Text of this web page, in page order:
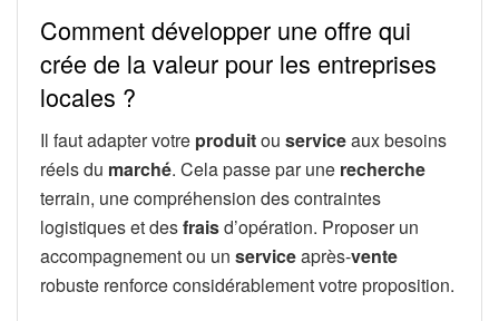
Comment développer une offre qui
crée de la valeur pour les entreprises
locales ?
Il faut adapter votre produitou serviceaux besoins
réels du marché. Cela passe par une recherche
terrain, une compréhension des contraintes
logistiques et desfraisd’opération. Proposer un
accompagnement ou un serviceaprès-vente
robuste renforce considérablement votre proposition.